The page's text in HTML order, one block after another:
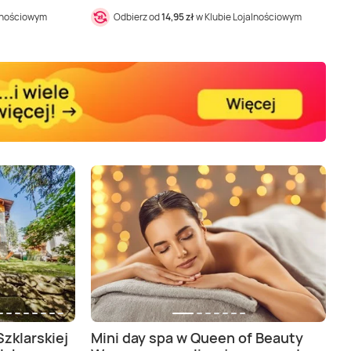
Odbierz od14,95 złw Klubie Lojalnościowym
Mini day spa w Queen of Beauty